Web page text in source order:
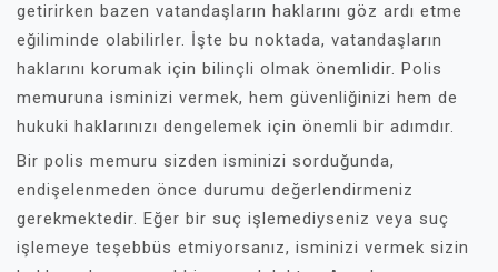
getirirken bazen vatandaşların haklarını göz ardı etme
eğiliminde olabilirler. İşte bu noktada, vatandaşların
haklarını korumak için bilinçli olmak önemlidir. Polis
memuruna isminizi vermek, hem güvenliğinizi hem de
hukuki haklarınızı dengelemek için önemli bir adımdır.
Bir polis memuru sizden isminizi sorduğunda,
endişelenmeden önce durumu değerlendirmeniz
gerekmektedir. Eğer bir suç işlemediyseniz veya suç
işlemeye teşebbüs etmiyorsanız, isminizi vermek sizin